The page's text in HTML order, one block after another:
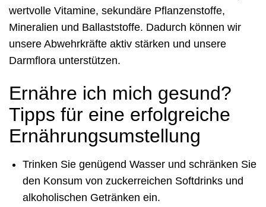
wertvolle Vitamine, sekundäre Pflanzenstoffe,
Mineralien und Ballaststoffe. Dadurch können wir
unsere Abwehrkräfte aktiv stärken und unsere
Darmflora unterstützen.
Ernähre ich mich gesund?
Tipps für eine erfolgreiche
Ernährungsumstellung
Trinken Sie genügend Wasser und schränken Sie
den Konsum von zuckerreichen Softdrinks und
alkoholischen Getränken ein.